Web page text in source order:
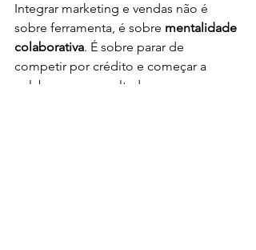
Integrar marketing e vendas não é
sobre ferramenta, é sobre mentalidade
colaborativa. É sobre parar de
competir por crédito e começar a
colaborar por resultado.